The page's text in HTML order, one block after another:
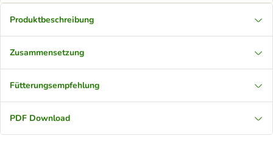
Produktbeschreibung
Zusammensetzung
Fütterungsempfehlung
PDF Download